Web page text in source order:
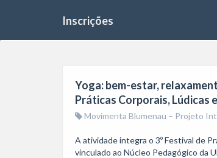
Inscrições
Yoga: bem-estar,
Práticas Corporais, Lúdicas
Movimenta Blumenau – Projeto
A atividade integra o 3º Festival de
vinculado ao Núcleo Pedagógico da